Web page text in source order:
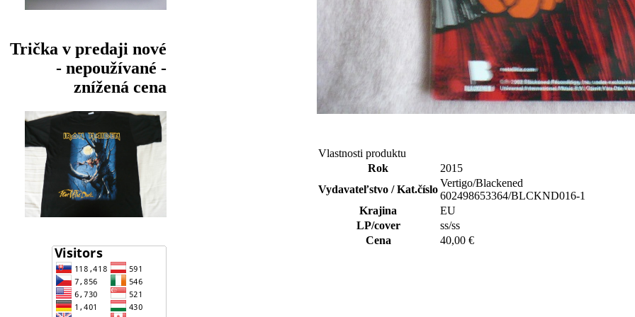
Trička v predaji nové
- nepoužívané -
znížená cena
Vlastnosti produktu
Rok
2015
Vydavateľstvo / Kat.číslo
Vertigo/Blackened
602498653364/BLCKND016-1
Krajina
EU
LP/cover
ss/ss
Cena
40,00 €